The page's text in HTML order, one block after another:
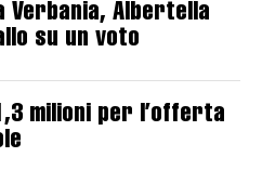
Verbania, Albertella
su un voto
milioni per l’offerta